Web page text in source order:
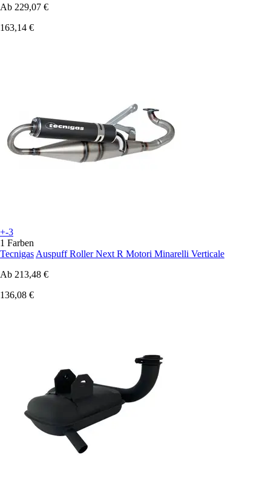
Ab 229,07 €
163,14 €
+-3
1 Farben
Tecnigas Auspuff Roller Next R Motori Minarelli Verticale
Ab 213,48 €
136,08 €